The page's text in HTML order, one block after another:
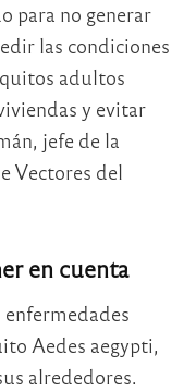
para no generar
las condiciones
adultos
y evitar
jefe de la
Vectores del
en cuenta
Aedes aegypti,
alrededores.